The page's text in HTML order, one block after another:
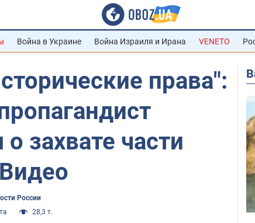
Война в Украине Война Израиля и Ирана VENETO
права":
захвате части
России
28,3 т.